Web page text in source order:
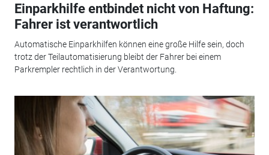
Einparkhilfe entbindet nicht von Haftung:
Fahrer ist verantwortlich
Automatische Einparkhilfen können eine große Hilfe sein, doch
trotz der Teilautomatisierung bleibt der Fahrer bei einem
Parkrempler rechtlich in der Verantwortung.